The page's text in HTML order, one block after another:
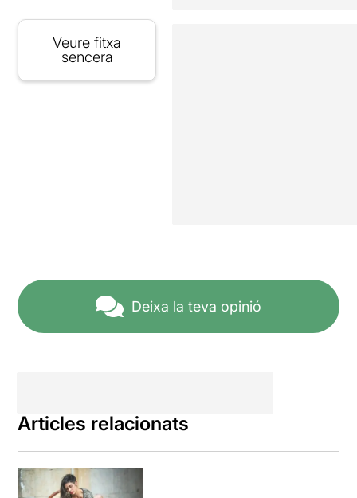
Veure fitxa
sencera
Deixa la teva opinió
Articles relacionats